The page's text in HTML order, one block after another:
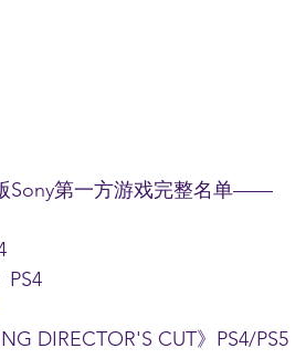
Sony第一方游戏完整名单——
PS4
DIRECTOR'S CUT》PS4/PS5